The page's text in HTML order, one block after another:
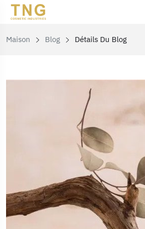
Maison Blog Détails Du Blog